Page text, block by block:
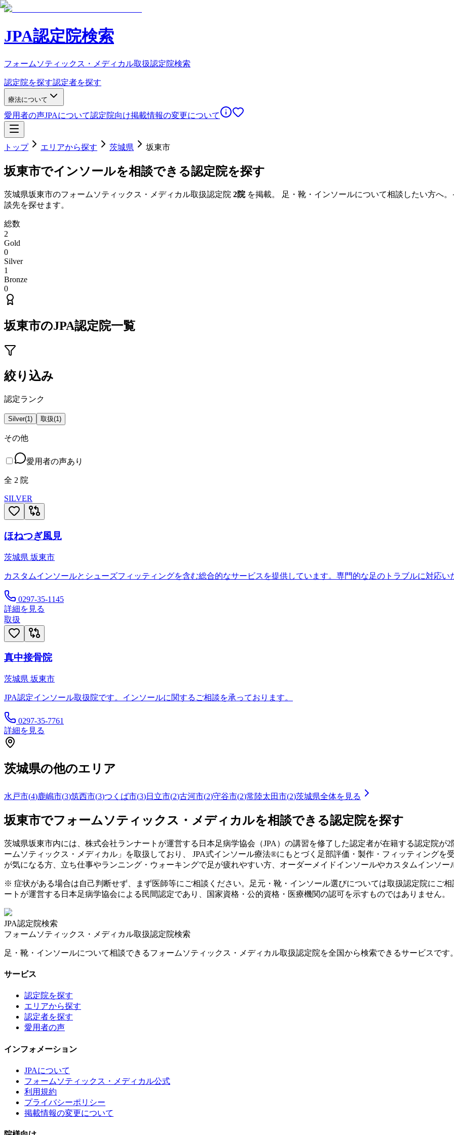
JPA認定院検索
フォームソティックス・メディカル取扱認定院検索
認定院を探す認定者を探す
療法について
愛用者の声JPAについて認定院向け掲載情報の変更について
トップ エリアから探す 茨城県 坂東市
坂東市でインソールを相談できる認定院を探す
茨城県坂東市のフォームソティックス・メディカル取扱認定院 2院を掲載。 足・靴・インソールについて相談したい方へ
談先を探せます。
総数
2
Gold
0
Silver
1
Bronze
0
坂東市のJPA認定院一覧
絞り込み
認定ランク
Silver(1) 取扱(1)
その他
愛用者の声あり
全 2 院
SILVER
ほねつぎ風見
茨城県 坂東市
カスタムインソールとシューズフィッティングを含む総合的なサービスを提供しています。専門的な足のトラブルに対応い
0297-35-1145
詳細を見る
取扱
真中接骨院
茨城県 坂東市
JPA認定インソール取扱院です。インソールに関するご相談を承っております。
0297-35-7761
詳細を見る
茨城県の他のエリア
水戸市(4)鹿嶋市(3)筑西市(3)つくば市(3)日立市(2)古河市(2)守谷市(2)常陸太田市(2)茨城県全体を見る
坂東市でフォームソティックス・メディカルを相談できる認定院を探す
茨城県坂東市内には、株式会社ランナートが運営する日本足病学協会（JPA）の講習を修了した認定者が在籍する認定院が2
ームソティックス・メディカル」を取扱しており、 JPA式インソール療法®にもとづく足部評価・製作・フィッティングを
が気になる方、立ち仕事やランニング・ウォーキングで足が疲れやすい方、オーダーメイドインソールやカスタムインソ
※ 症状がある場合は自己判断せず、まず医師等にご相談ください。足元・靴・インソール選びについては取扱認定院にご
ートが運営する日本足病学協会による民間認定であり、国家資格・公的資格・医療機関の認可を示すものではありません。
JPA認定院検索
フォームソティックス・メディカル取扱認定院検索
足・靴・インソールについて相談できるフォームソティックス・メディカル取扱認定院を全国から検索できるサービスです。
サービス
認定院を探す
エリアから探す
認定者を探す
愛用者の声
インフォメーション
JPAについて
フォームソティックス・メディカル公式
利用規約
プライバシーポリシー
掲載情報の変更について